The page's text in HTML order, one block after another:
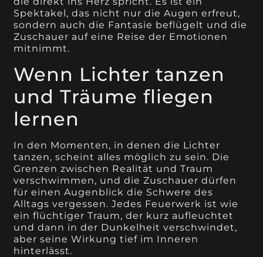
Spektakel, das nicht nur die Augen erfreut,
sondern auch die Fantasie beflügelt und die
Zuschauer auf eine Reise der Emotionen
mitnimmt.
Wenn Lichter tanzen
und Träume fliegen
lernen
In den Momenten, in denen die Lichter
tanzen, scheint alles möglich zu sein. Die
Grenzen zwischen Realität und Traum
verschwimmen, und die Zuschauer dürfen
für einen Augenblick die Schwere des
Alltags vergessen. Jedes Feuerwerk ist wie
ein flüchtiger Traum, der kurz aufleuchtet
und dann in der Dunkelheit verschwindet,
aber seine Wirkung tief im Inneren
hinterlässt.